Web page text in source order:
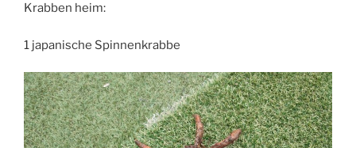
Krabben heim:
1 japanische Spinnenkrabbe